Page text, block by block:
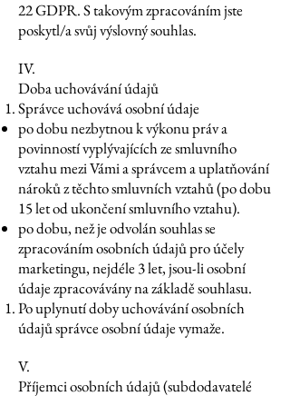
22 GDPR. S takovým zpracováním jste
poskytl/a svůj výslovný souhlas.
IV.
Doba uchovávání údajů
Správce uchovává osobní údaje
po dobu nezbytnou k výkonu práv a
povinností vyplývajících ze smluvního
vztahu mezi Vámi a správcem a uplatňování
nároků z těchto smluvních vztahů (po dobu
15 let od ukončení smluvního vztahu).
po dobu, než je odvolán souhlas se
zpracováním osobních údajů pro účely
marketingu, nejdéle 3 let, jsou-li osobní
údaje zpracovávány na základě souhlasu.
Po uplynutí doby uchovávání osobních
údajů správce osobní údaje vymaže.
V.
Příjemci osobních údajů (subdodavatelé